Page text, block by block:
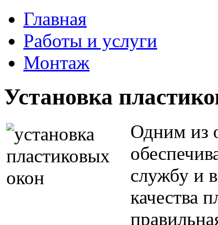
Главная
Работы и услуги
Монтаж
Установка
Одним из
службу и
качества